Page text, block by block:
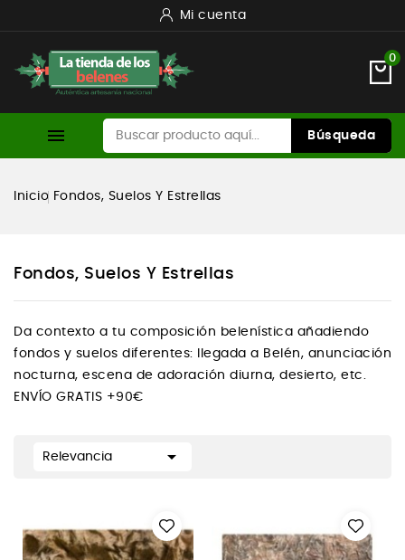
Mi cuenta
0
 Búsqueda
Inicio Fondos, Suelos Y Estrellas
Fondos, Suelos Y Estrellas
Da contexto a tu composición belenística añadiendo
fondos y suelos diferentes: llegada a Belén, anunciación
nocturna, escena de adoración diurna, desierto, etc.
ENVÍO GRATIS +90€
Relevancia 